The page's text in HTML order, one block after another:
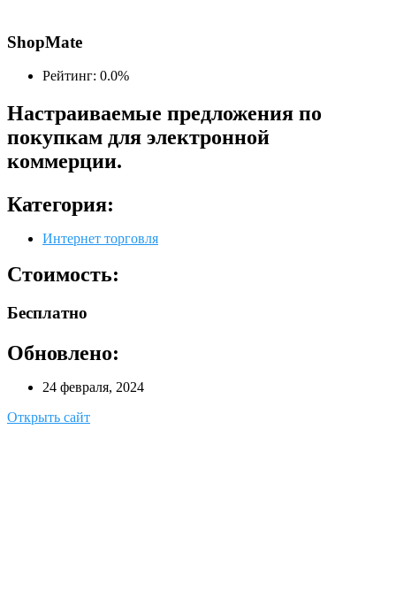
ShopMate
Рейтинг: 0.0%
Настраиваемые предложения по
покупкам для электронной
коммерции.
Категория:
Интернет торговля
Стоимость:
Бесплатно
Обновлено:
24 февраля, 2024
Открыть сайт